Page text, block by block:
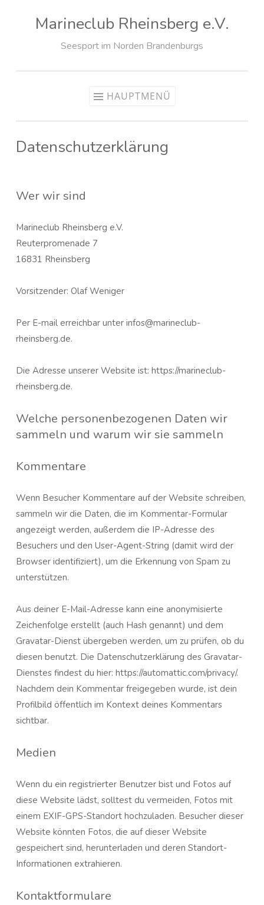
Marineclub Rheinsberg e.V.
Seesport im Norden Brandenburgs
HAUPTMENÜ
Datenschutzerklärung
Wer wir sind
Marineclub Rheinsberg e.V.
Reuterpromenade 7
16831 Rheinsberg
Vorsitzender: Olaf Weniger
Per E-mail erreichbar unter infos@marineclub-
rheinsberg.de.
Die Adresse unserer Website ist: https://marineclub-
rheinsberg.de.
Welche personenbezogenen Daten wir
sammeln und warum wir sie sammeln
Kommentare
Wenn Besucher Kommentare auf der Website schreiben,
sammeln wir die Daten, die im Kommentar-Formular
angezeigt werden, außerdem die IP-Adresse des
Besuchers und den User-Agent-String (damit wird der
Browser identifiziert), um die Erkennung von Spam zu
unterstützen.
Aus deiner E-Mail-Adresse kann eine anonymisierte
Zeichenfolge erstellt (auch Hash genannt) und dem
Gravatar-Dienst übergeben werden, um zu prüfen, ob du
diesen benutzt. Die Datenschutzerklärung des Gravatar-
Dienstes findest du hier: https://automattic.com/privacy/.
Nachdem dein Kommentar freigegeben wurde, ist dein
Profilbild öffentlich im Kontext deines Kommentars
sichtbar.
Medien
Wenn du ein registrierter Benutzer bist und Fotos auf
diese Website lädst, solltest du vermeiden, Fotos mit
einem EXIF-GPS-Standort hochzuladen. Besucher dieser
Website könnten Fotos, die auf dieser Website
gespeichert sind, herunterladen und deren Standort-
Informationen extrahieren.
Kontaktformulare